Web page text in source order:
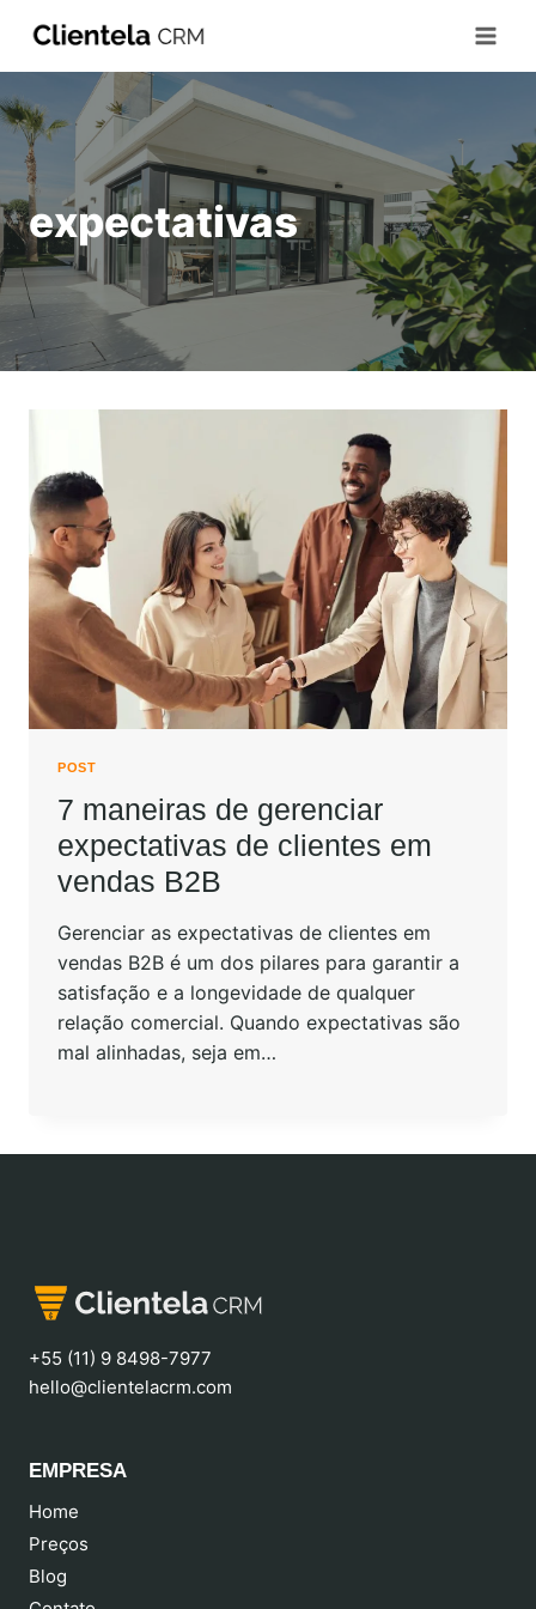
expectativas
POST
7 maneiras de gerenciar
expectativas de clientes em
vendas B2B
Gerenciar as expectativas de clientes em
vendas B2B é um dos pilares para garantir a
satisfação e a longevidade de qualquer
relação comercial. Quando expectativas são
mal alinhadas, seja em…
+55 (11) 9 8498-7977
hello@clientelacrm.com
EMPRESA
Home
Preços
Blog